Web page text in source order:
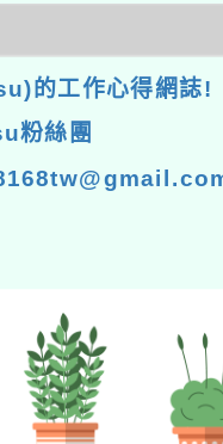
的工作心得網誌!
粉絲團